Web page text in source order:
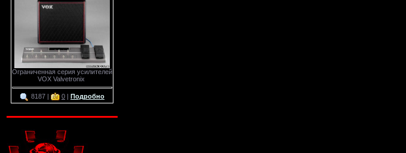
Ограниченная серия усилителей
VOX Valvetronix
8187 | 0 | Подробно